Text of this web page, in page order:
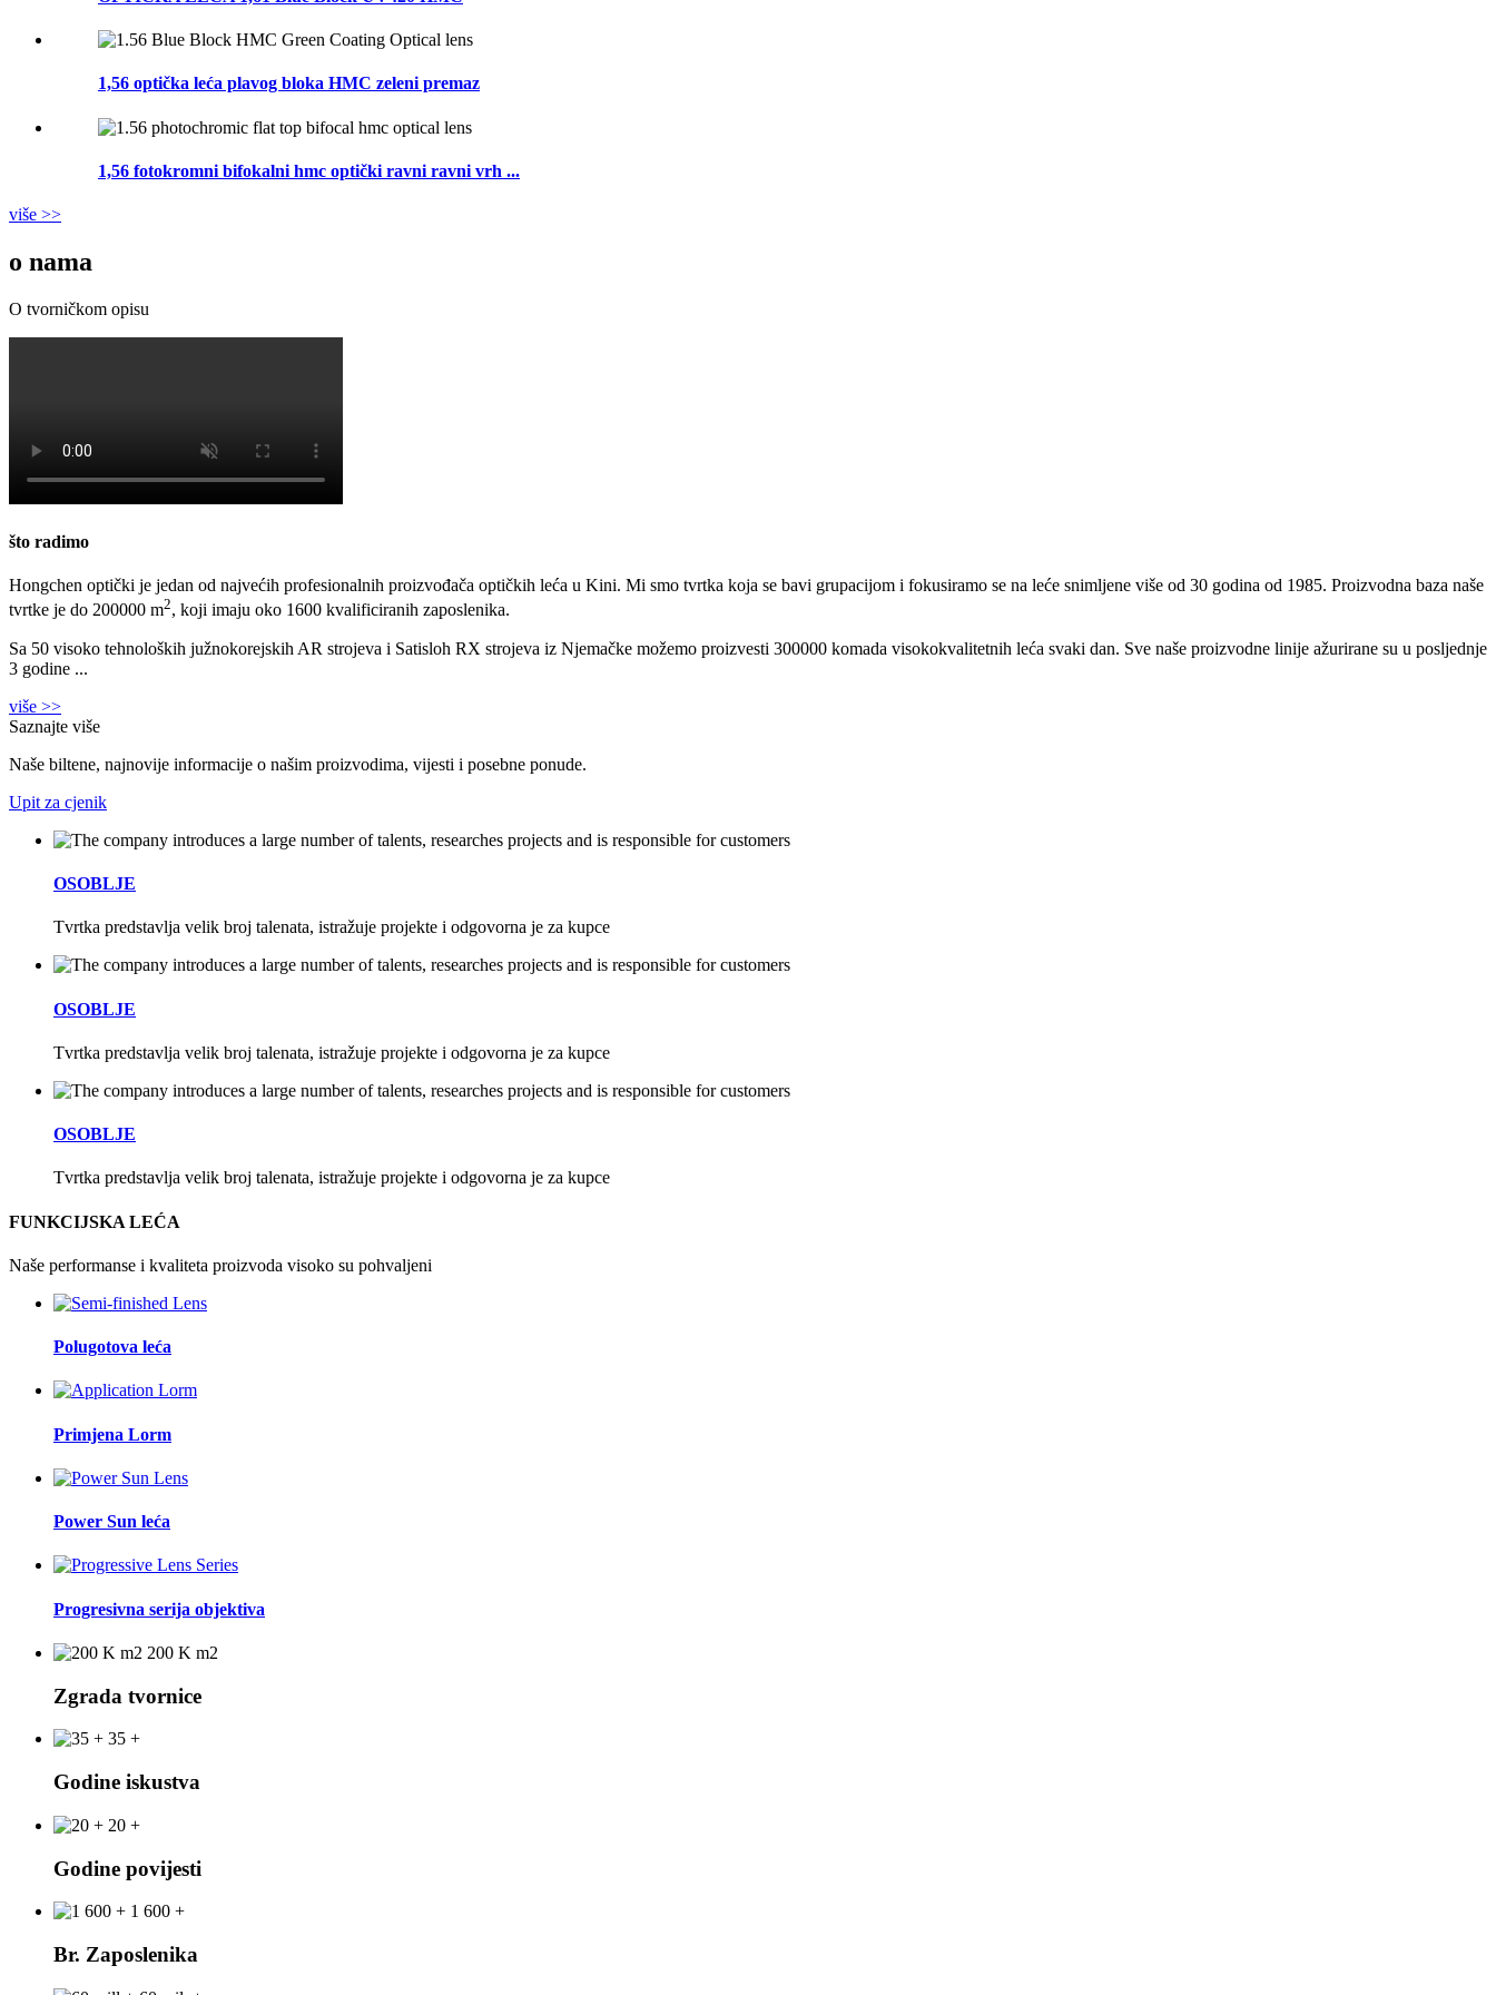
1,56 optička leća plavog bloka HMC zeleni premaz
1,56 fotokromni bifokalni hmc optički ravni ravni vrh ...
više >>
o nama
O tvorničkom opisu
što radimo
Hongchen optički je jedan od najvećih profesionalnih proizvođača optičkih leća u Kini. Mi smo tvrtka koja se bavi grupacijom i fokusiramo se na leće snimljene više od 30 godina od 1985. Proizvodna baza naše
tvrtke je do 200000 m2, koji imaju oko 1600 kvalificiranih zaposlenika.
Sa 50 visoko tehnoloških južnokorejskih AR strojeva i Satisloh RX strojeva iz Njemačke možemo proizvesti 300000 komada visokokvalitetnih leća svaki dan. Sve naše proizvodne linije ažurirane su u posljednje
3 godine ...
više >>
Saznajte više
Naše biltene, najnovije informacije o našim proizvodima, vijesti i posebne ponude.
Upit za cjenik
OSOBLJE
Tvrtka predstavlja velik broj talenata, istražuje projekte i odgovorna je za kupce
OSOBLJE
Tvrtka predstavlja velik broj talenata, istražuje projekte i odgovorna je za kupce
OSOBLJE
Tvrtka predstavlja velik broj talenata, istražuje projekte i odgovorna je za kupce
FUNKCIJSKA LEĆA
Naše performanse i kvaliteta proizvoda visoko su pohvaljeni
Polugotova leća
Primjena Lorm
Power Sun leća
Progresivna serija objektiva
200 K m2
Zgrada tvornice
35 +
Godine iskustva
20 +
Godine povijesti
1 600 +
Br. Zaposlenika